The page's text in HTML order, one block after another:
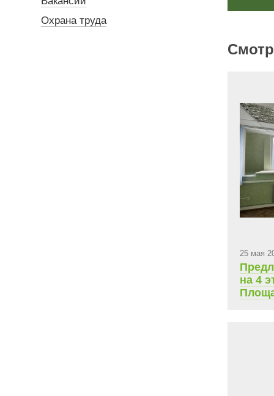
Охрана труда
25 мая
на 4